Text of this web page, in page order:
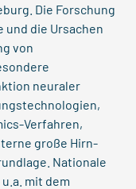
Die Forschung
und die Ursachen
von
neuraler
Verfahren,
große Hirn-
Nationale
mit dem